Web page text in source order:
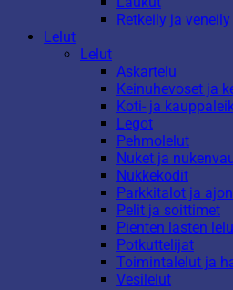
Retkeily ja veneily
Lelut
Lelut
Askartelu
Keinuhevoset ja
Koti- ja
Legot
Pehmolelut
Nuket ja
Nukkekodit
Parkkitalot ja
Pelit ja soittimet
Pienten lasten
Potkuttelijat
Toimintalelut ja
Vesilelut